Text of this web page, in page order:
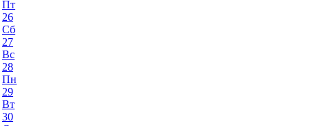
Пт
26
Сб
27
Вс
28
Пн
29
Вт
30